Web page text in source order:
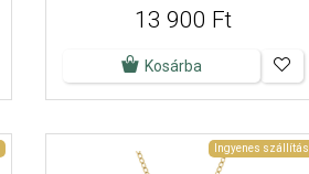
13 900 Ft
Kosárba
Ingyenes szállítás